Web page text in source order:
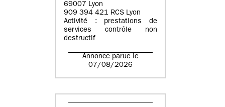
69007 Lyon
909 394 421 RCS Lyon
Activité : prestations de
services contrôle non
destructif
Annonce parue le
07/08/2026